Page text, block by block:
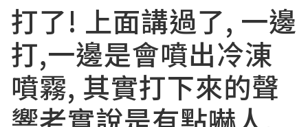
打了! 上面講過了, 一邊
打,一邊是會噴出冷涷
噴霧, 其實打下來的聲